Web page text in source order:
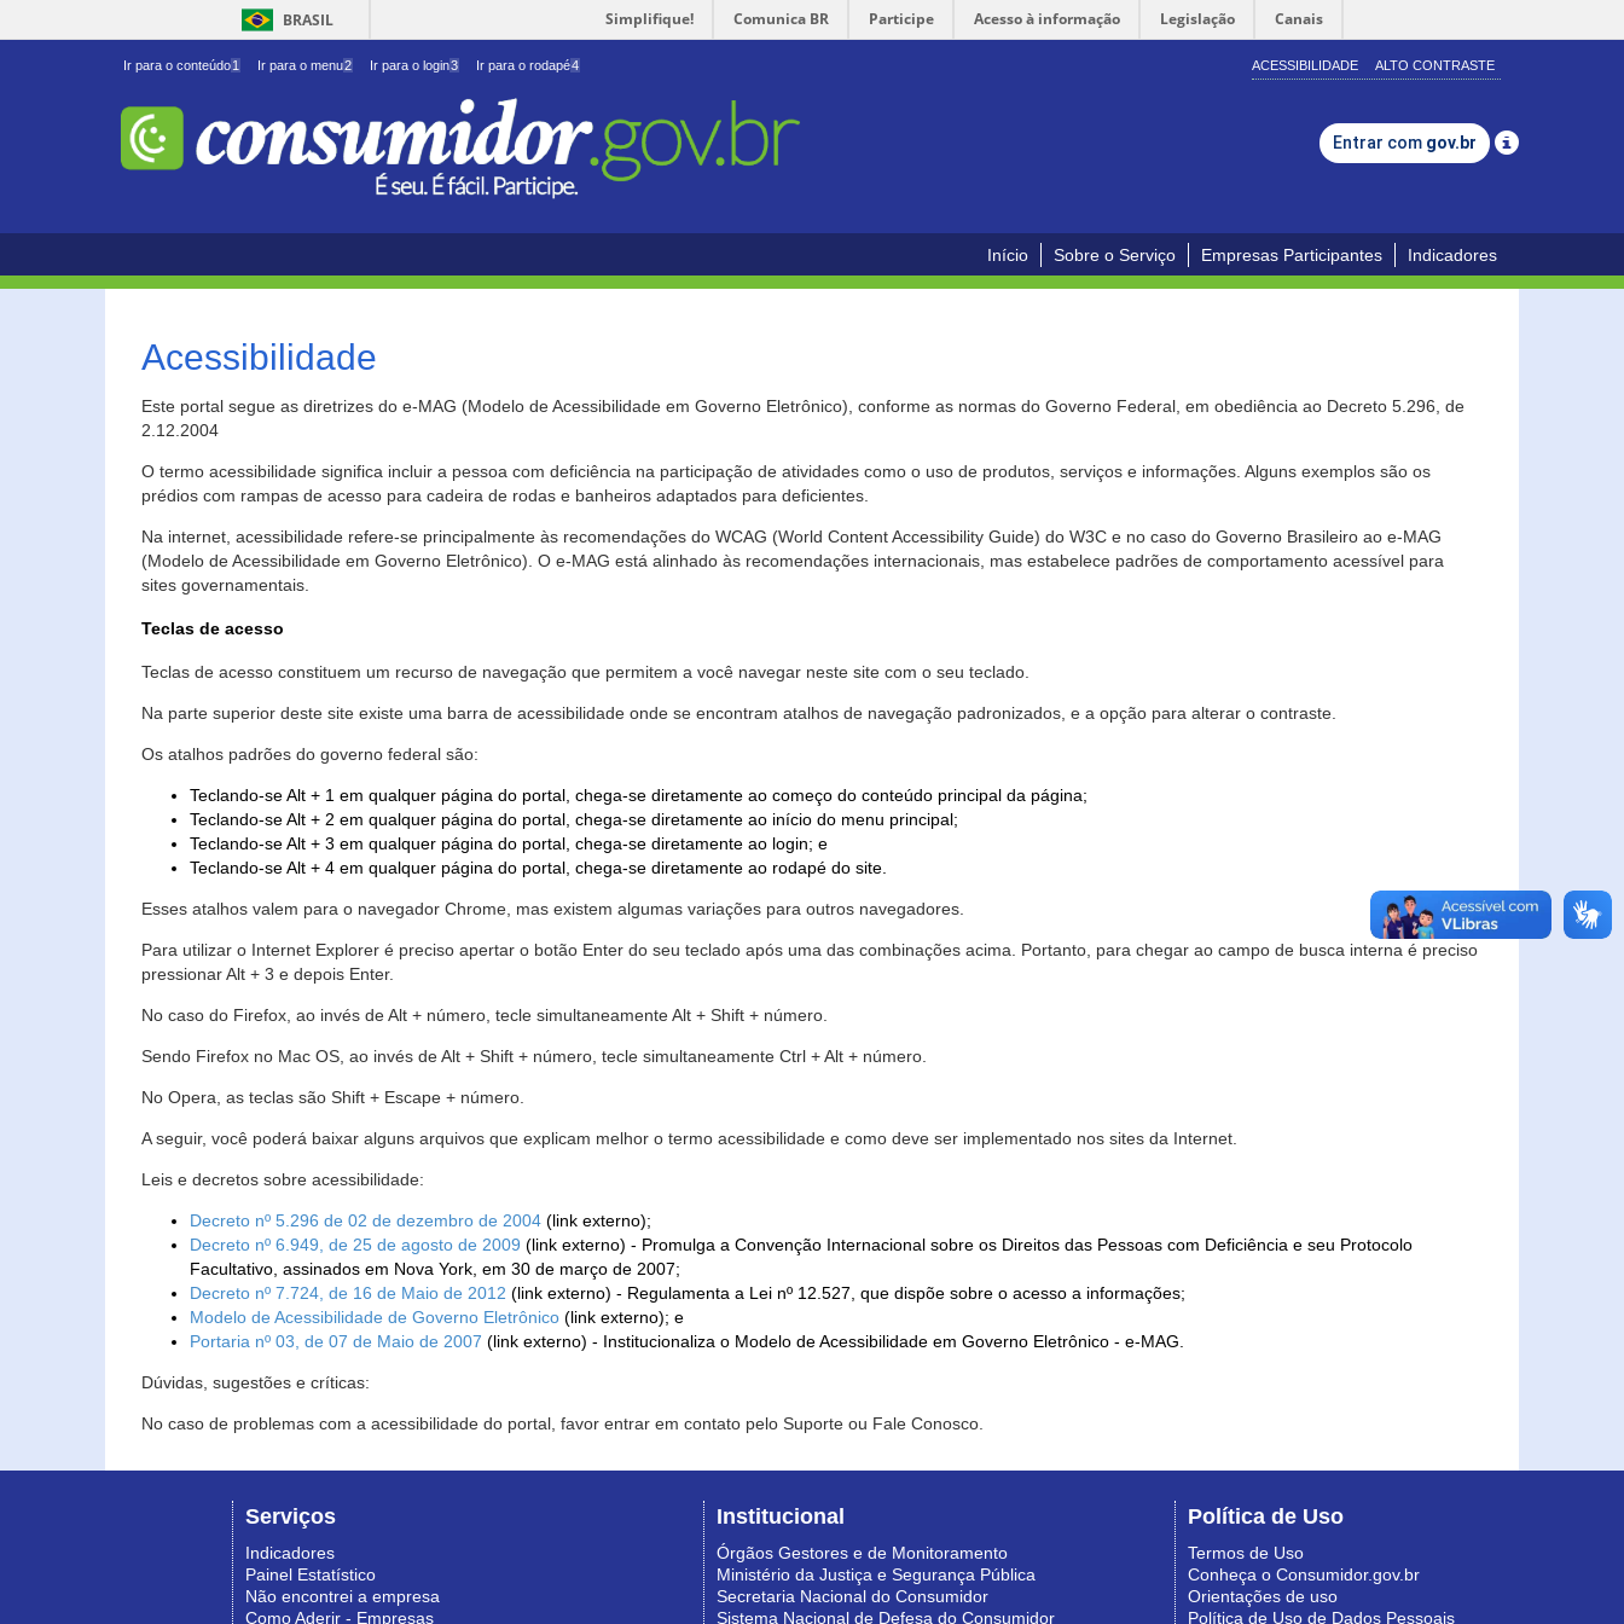
BRASIL Simplifique! Comunica BR Participe Acesso à informação Legislação Canais
Ir para o conteúdo1 Ir para o menu2 Ir para o login3 Ir para o rodapé4 ACESSIBILIDADE ALTO CONTRASTE
Entrar com gov.br
Início Sobre o Serviço Empresas Participantes Indicadores
Acessibilidade
Este portal segue as diretrizes do e-MAG (Modelo de Acessibilidade em Governo Eletrônico), conforme as normas do Governo Federal, em obediência ao Decreto 5.296, de
2.12.2004
O termo acessibilidade significa incluir a pessoa com deficiência na participação de atividades como o uso de produtos, serviços e informações. Alguns exemplos são os
prédios com rampas de acesso para cadeira de rodas e banheiros adaptados para deficientes.
Na internet, acessibilidade refere-se principalmente às recomendações do WCAG (World Content Accessibility Guide) do W3C e no caso do Governo Brasileiro ao e-MAG
(Modelo de Acessibilidade em Governo Eletrônico). O e-MAG está alinhado às recomendações internacionais, mas estabelece padrões de comportamento acessível para
sites governamentais.
Teclas de acesso
Teclas de acesso constituem um recurso de navegação que permitem a você navegar neste site com o seu teclado.
Na parte superior deste site existe uma barra de acessibilidade onde se encontram atalhos de navegação padronizados, e a opção para alterar o contraste.
Os atalhos padrões do governo federal são:
Teclando-se Alt + 1 em qualquer página do portal, chega-se diretamente ao começo do conteúdo principal da página;
Teclando-se Alt + 2 em qualquer página do portal, chega-se diretamente ao início do menu principal;
Teclando-se Alt + 3 em qualquer página do portal, chega-se diretamente ao login; e
Teclando-se Alt + 4 em qualquer página do portal, chega-se diretamente ao rodapé do site.
Esses atalhos valem para o navegador Chrome, mas existem algumas variações para outros navegadores.
Para utilizar o Internet Explorer é preciso apertar o botão Enter do seu teclado após uma das combinações acima. Portanto, para chegar ao campo de busca interna é preciso
pressionar Alt + 3 e depois Enter.
No caso do Firefox, ao invés de Alt + número, tecle simultaneamente Alt + Shift + número.
Sendo Firefox no Mac OS, ao invés de Alt + Shift + número, tecle simultaneamente Ctrl + Alt + número.
No Opera, as teclas são Shift + Escape + número.
A seguir, você poderá baixar alguns arquivos que explicam melhor o termo acessibilidade e como deve ser implementado nos sites da Internet.
Leis e decretos sobre acessibilidade:
Decreto nº 5.296 de 02 de dezembro de 2004 (link externo);
Decreto nº 6.949, de 25 de agosto de 2009 (link externo) - Promulga a Convenção Internacional sobre os Direitos das Pessoas com Deficiência e seu Protocolo
Facultativo, assinados em Nova York, em 30 de março de 2007;
Decreto nº 7.724, de 16 de Maio de 2012 (link externo) - Regulamenta a Lei nº 12.527, que dispõe sobre o acesso a informações;
Modelo de Acessibilidade de Governo Eletrônico (link externo); e
Portaria nº 03, de 07 de Maio de 2007 (link externo) - Institucionaliza o Modelo de Acessibilidade em Governo Eletrônico - e-MAG.
Dúvidas, sugestões e críticas:
No caso de problemas com a acessibilidade do portal, favor entrar em contato pelo Suporte ou Fale Conosco.
Serviços
Indicadores
Painel Estatístico
Não encontrei a empresa
Como Aderir - Empresas
Institucional
Órgãos Gestores e de Monitoramento
Ministério da Justiça e Segurança Pública
Secretaria Nacional do Consumidor
Sistema Nacional de Defesa do Consumidor
Política de Uso
Termos de Uso
Conheça o Consumidor.gov.br
Orientações de uso
Política de Uso de Dados Pessoais